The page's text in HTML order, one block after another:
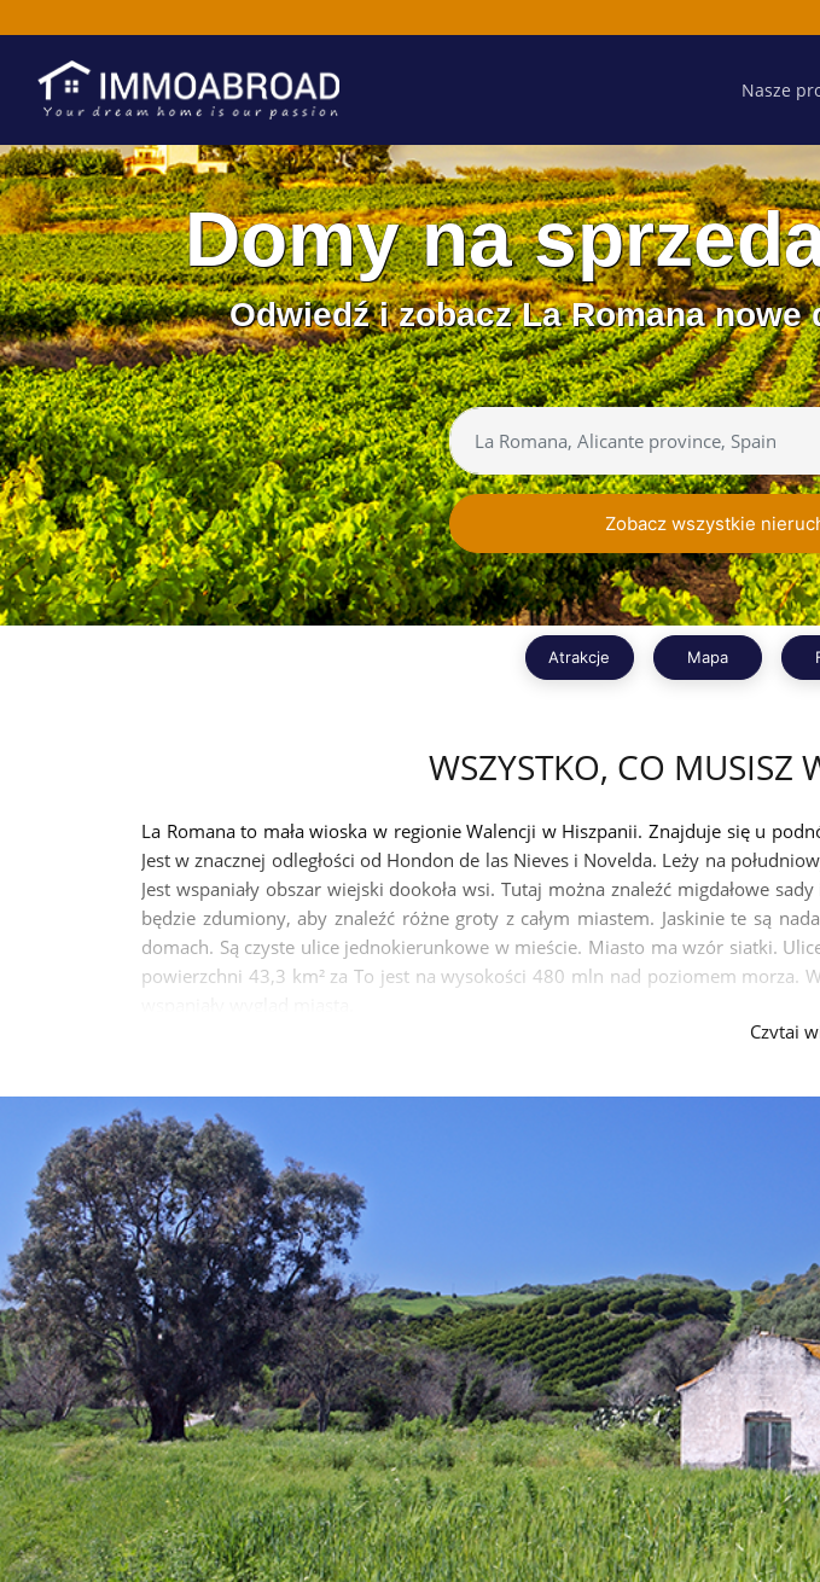
Nasze
Domy na
Odwiedź i zobacz La Romana
Zobacz wszystkie
Atrakcje Mapa
WSZYSTKO, CO MUSISZ
La Romana to mała wioska w regionie Walencji w Hiszpanii. Znajduje się u
Jest w znacznej odległości od Hondon de las Nieves i Novelda. Leży na
Jest wspaniały obszar wiejski dookoła wsi. Tutaj można znaleźć migdałowe
będzie zdumiony, aby znaleźć różne groty z całym miastem. Jaskinie te są
domach. Są czyste ulice jednokierunkowe w mieście. Miasto ma wzór siatki.
powierzchni 43,3 km² za To jest na wysokości 480 mln nad poziomem morza.
Czytaj